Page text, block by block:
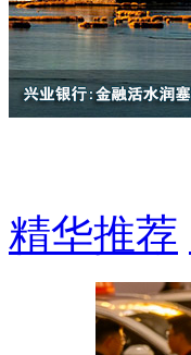
精华推荐